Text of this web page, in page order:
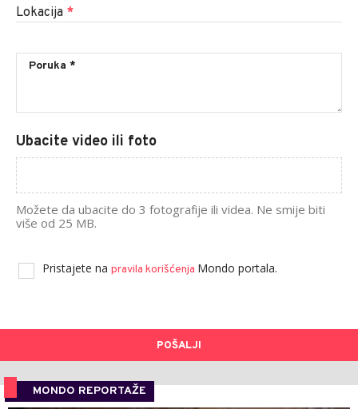
Lokacija *
Ubacite video ili foto
Možete da ubacite do 3 fotografije ili videa. Ne smije biti
više od 25 MB.
Pristajete na pravila korišćenja Mondo portala.
POŠALJI
MONDO REPORTAŽE